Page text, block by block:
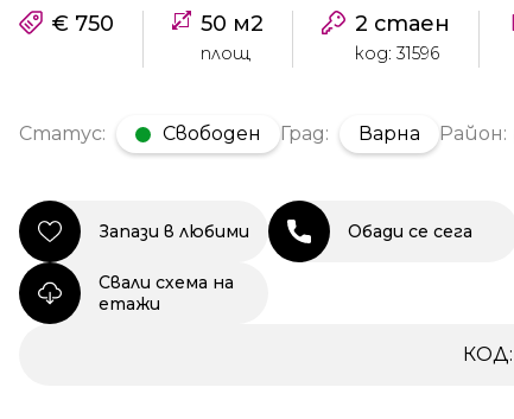
€ 750 50 м2
площ
2 стаен
код: 31596
Статус: Свободен Град: Варна Район:
Запази в любими Обади се сега
Свали схема на
етажи
КОД: